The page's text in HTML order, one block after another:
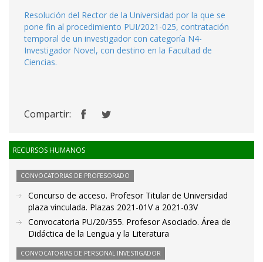
Resolución del Rector de la Universidad por la que se
pone fin al procedimiento PUI/2021-025, contratación
temporal de un investigador con categoría N4-
Investigador Novel, con destino en la Facultad de
Ciencias.
Compartir:
RECURSOS HUMANOS
CONVOCATORIAS DE PROFESORADO
Concurso de acceso. Profesor Titular de Universidad
plaza vinculada. Plazas 2021-01V a 2021-03V
Convocatoria PU/20/355. Profesor Asociado. Área de
Didáctica de la Lengua y la Literatura
CONVOCATORIAS DE PERSONAL INVESTIGADOR